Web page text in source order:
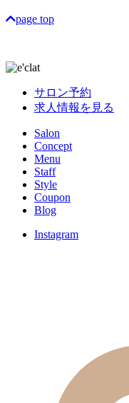
page top
サロン予約
求人情報を見る
Salon
Concept
Menu
Staff
Style
Coupon
Blog
Instagram